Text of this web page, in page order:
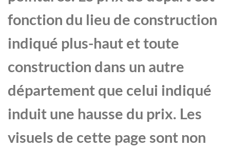
fonction du lieu de construction
indiqué plus-haut et toute
construction dans un autre
département que celui indiqué
induit une hausse du prix. Les
visuels de cette page sont non